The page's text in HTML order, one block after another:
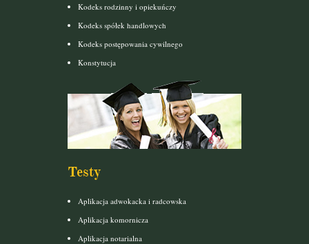
Kodeks rodzinny i opiekuńczy
Kodeks spółek handlowych
Kodeks postępowania cywilnego
Konstytucja
Testy
Aplikacja adwokacka i radcowska
Aplikacja komornicza
Aplikacja notarialna